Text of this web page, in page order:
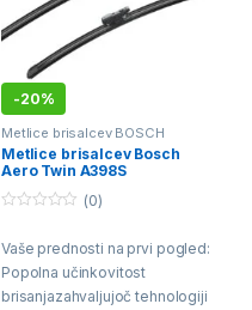
-20%
Metlice brisalcev BOSCH
Aerotwin - spredaj
Metlice brisalcev Bosch
Aero Twin A398S
u
t
o
f
(0)
Vaše prednosti na prvi pogled:
Popolna učinkovitost
brisanjazahvaljujoč tehnologiji